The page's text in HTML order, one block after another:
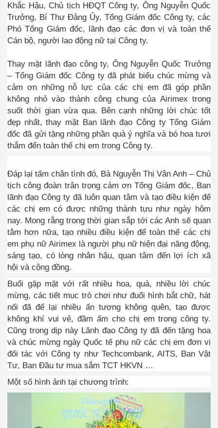
Khắc Hậu, Chủ tịch HĐQT Công ty, Ông Nguyễn Quốc
Trưởng, Bí Thư Đảng Ủy, Tổng Giám đốc Công ty, các
Phó Tổng Giám đốc, lãnh đạo các đơn vị và toàn thể
Cán bộ, người lao động nữ tại Công ty.
Thay mặt lãnh đạo công ty, Ông Nguyễn Quốc Trưởng
– Tổng Giám đốc Công ty đã phát biểu chúc mừng và
cảm ơn những nỗ lực của các chị em đã góp phần
không nhỏ vào thành công chung của Airimex trong
suốt thời gian vừa qua. Bên cạnh những lời chúc tốt
đẹp nhất, thay mặt Ban lãnh đạo Công ty Tổng Giám
đốc đã gửi tặng những phần quà ý nghĩa và bó hoa tươi
thắm đến toàn thể chị em trong Công ty.
Đáp lại tấm chân tình đó, Bà Nguyễn Thị Vân Anh – Chủ
tịch công đoàn trân trọng cảm ơn Tổng Giám đốc, Ban
lãnh đạo Công ty đã luôn quan tâm và tạo điều kiện để
các chị em có được những thành tựu như ngày hôm
nay. Mong rằng trong thời gian sắp tới các Anh sẽ quan
tâm hơn nữa, tạo nhiều điều kiện để toàn thể các chị
em phụ nữ Airimex là người phụ nữ hiện đại năng động,
sáng tạo, có lòng nhân hậu, quan tâm đến lợi ích xã
hội và cộng đồng.
Buổi gặp mặt với rất nhiều hoa, quà, nhiều lời chúc
mừng, các tiết mục trò chơi như đuổi hình bắt chữ, hát
nối đã để lại nhiều ấn tượng không quên, tạo được
không khí vui vẻ, đầm ấm cho chị em trong công ty.
Cũng trong dịp này Lãnh đạo Công ty đã đến tặng hoa
và chúc mừng ngày Quốc tế phụ nữ các chị em đơn vị
đối tác với Công ty như Techcombank, AITS, Ban Vật
Tư, Ban Đầu tư mua sắm TCT HKVN …
Một số hình ảnh tại chương trình: